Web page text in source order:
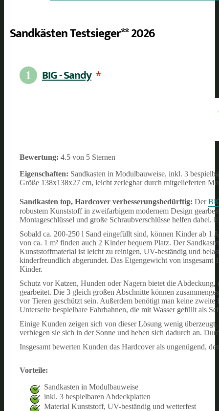
Sandkästen Testsieger** 2026
1 BIG - Sandy *
Bewertung: 4.5 von 5 Sternen
Eigenschaften: Sandkasten in Modulbauweise, inkl. 3
Größe 138x138x27 cm, leicht zerlegbar durch mitgelieferten
Sandkasten top, Hardcover verbesserungsbedürftig: Der
robustem Kunststoff in zweifarbigem modernem Design
Montageschlüssel und große Schraubverschlüsse helfen dabei.
Sobald ca. 200-250 l Sand eingefüllt sind, können Kinder ab 1
von ca. 1 m² finden auch 2 Kinder bequem Platz. Der
Kunststoffmaterial ist leicht zu reinigen, UV-beständig und
kinderfreundlich abgerundet. Das Eigengewicht von insgesamt
Kinder.
Schutz vor Katzen, Hunden oder Nagern bietet die
gearbeitet. Die 3 gleich großen Abschnitte können
vor Tieren geschützt sein. Außerdem benötigt man keine
Unterseite bespielbare Fahrbahnen, die mit Wasser gefüllt als
Einige Kunden zeigen sich von dieser Lösung wenig
verbiegen sie sich in der Sonne und heben sich dadurch an.
Insgesamt bewerten Kunden das Hardcover als ungenügend,
Vorteile:
Sandkasten in Modulbauweise
inkl. 3 bespielbaren Abdeckplatten
Material Kunststoff, UV-beständig und wetterfest